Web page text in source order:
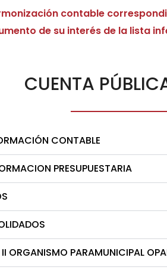
contable
de su interés de la lista
CUENTA
CONTABLE
PRESUPUESTARIA
ORGANISMO PARAMUNICIPAL